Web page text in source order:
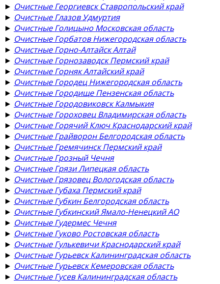
► Очистные Георгиевск Ставропольский край
► Очистные Глазов Удмуртия
► Очистные Голицыно Московская область
► Очистные Горбатов Нижегородская область
► Очистные Горно-Алтайск Алтай
► Очистные Горнозаводск Пермский край
► Очистные Горняк Алтайский край
► Очистные Городец Нижегородская область
► Очистные Городище Пензенская область
► Очистные Городовиковск Калмыкия
► Очистные Гороховец Владимирская область
► Очистные Горячий Ключ Краснодарский край
► Очистные Грайворон Белгородская область
► Очистные Гремячинск Пермский край
► Очистные Грозный Чечня
► Очистные Грязи Липецкая область
► Очистные Грязовец Вологодская область
► Очистные Губаха Пермский край
► Очистные Губкин Белгородская область
► Очистные Губкинский Ямало-Ненецкий АО
► Очистные Гудермес Чечня
► Очистные Гуково Ростовская область
► Очистные Гулькевичи Краснодарский край
► Очистные Гурьевск Калининградская область
► Очистные Гурьевск Кемеровская область
► Очистные Гусев Калининградская область